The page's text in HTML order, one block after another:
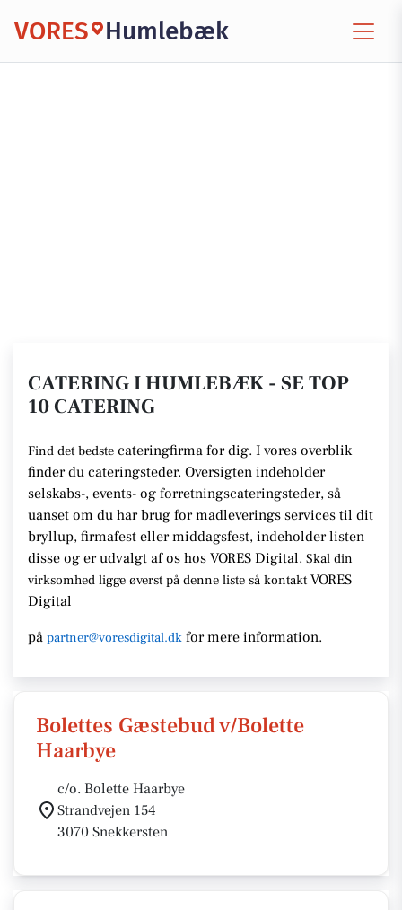
VORES Humlebæk
CATERING I HUMLEBÆK - SE TOP
10 CATERING
Find det bedste cateringfirma for dig. I vores overblik
finder du cateringsteder. Oversigten indeholder
selskabs-, events- og forretningscateringsteder, så
uanset om du har brug for madleverings services til dit
bryllup, firmafest eller middagsfest, indeholder listen
disse og er udvalgt af os hos VORES Digital. Skal din
virksomhed ligge øverst på denne liste så kontakt VORES
Digital
på partner@voresdigital.dk for mere information.
Bolettes Gæstebud v/Bolette
Haarbye
c/o. Bolette Haarbye
Strandvejen 154
3070 Snekkersten